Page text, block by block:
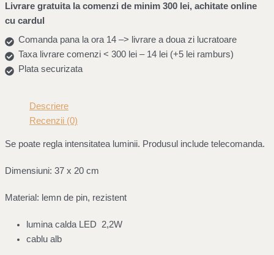
Livrare gratuita la comenzi de minim 300 lei, achitate online
cu cardul
Comanda pana la ora 14 –> livrare a doua zi lucratoare
Taxa livrare comenzi < 300 lei – 14 lei (+5 lei ramburs)
Plata securizata
Descriere
Recenzii (0)
Se poate regla intensitatea luminii. Produsul include telecomanda.
Dimensiuni: 37 x 20 cm
Material: lemn de pin, rezistent
lumina calda LED 2,2W
cablu alb